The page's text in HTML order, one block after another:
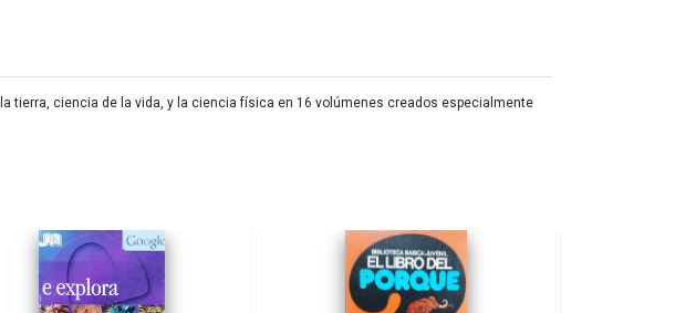
tierra, ciencia de la vida, y la ciencia física en 16 volúmenes creados especialmente